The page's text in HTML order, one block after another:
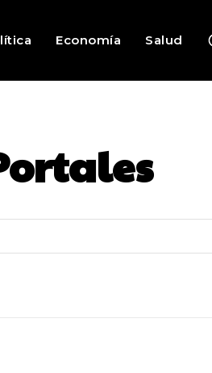
Economía Salud